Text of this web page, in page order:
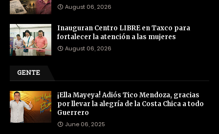
August 06, 2026
Inauguran Centro LIBRE en Taxco para
fortalecer la atención a las mujeres
August 06, 2026
GENTE
¡Ella Mayeya! Adiós Tico Mendoza, gracias
por llevar la alegría de la Costa Chica a todo
Guerrero
June 06, 2025